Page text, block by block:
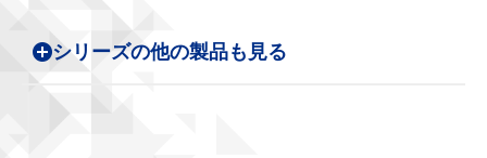
シリーズの他の製品も見る